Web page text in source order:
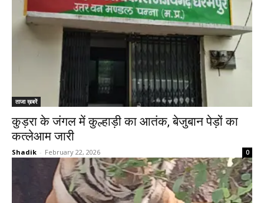
ताजा ख़बरें
कुड़रा के जंगल में कुल्हाड़ी का आतंक, बेजुबान पेड़ों का
कत्लेआम जारी
Shadik - February 22, 2026 0